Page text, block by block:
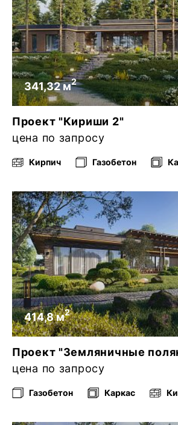
341,32 м2
Проект "Кириши 2"
цена по запросу
Кирпич Газобетон
414,8 м2
Проект "Земляничные
цена по запросу
Газобетон Каркас